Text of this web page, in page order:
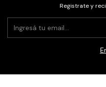
Registrate y